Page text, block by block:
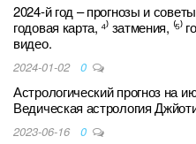
2024-й год – прогнозы и
годовая карта, ⁴⁾ затмения,
видео.
2024-01-02 0
Астрологический прогноз на
Ведическая астрология
2023-06-16 0